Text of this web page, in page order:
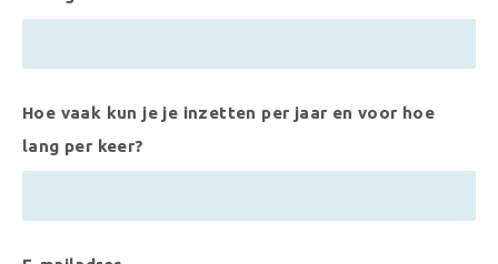
Hoe vaak kun je je inzetten per jaar en voor hoe
lang per keer?